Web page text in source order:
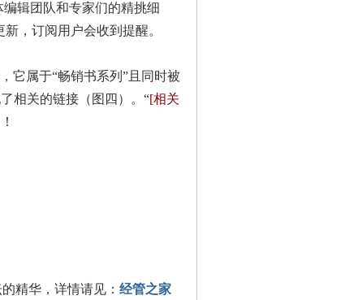
辑团队和专家们的精挑细
，订阅用户会收到 提醒。
它属于“畅销书系列”且同时被
相关的链接（图四）。“[相关
精华，详情请见： 经管之家